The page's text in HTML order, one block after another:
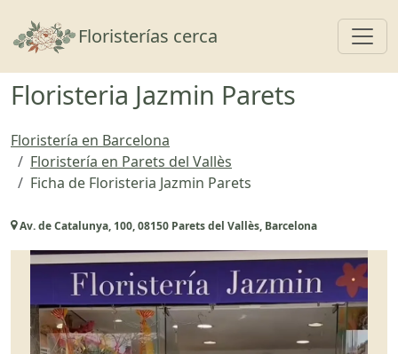
Floristerías cerca
Floristeria Jazmin Parets
Floristería en Barcelona
Floristería en Parets del Vallès
Ficha de Floristeria Jazmin Parets
Av. de Catalunya, 100, 08150 Parets del Vallès, Barcelona